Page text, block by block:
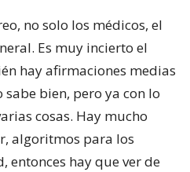
no solo los médicos, el
Es muy incierto el
hay afirmaciones medias
bien, pero ya con lo
cosas. Hay mucho
algoritmos para los
entonces hay que ver de